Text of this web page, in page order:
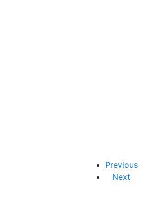
Previous
Next